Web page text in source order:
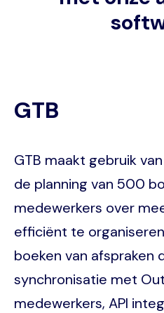
GTB
GTB maakt gebruik
de planning van 500
medewerkers over
efficiënt te
boeken van afspraken
synchronisatie met
medewerkers, API